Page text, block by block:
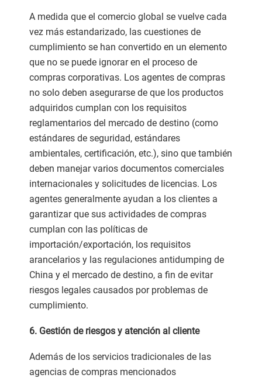
A medida que el comercio global se vuelve cada
vez más estandarizado, las cuestiones de
cumplimiento se han convertido en un elemento
que no se puede ignorar en el proceso de
compras corporativas. Los agentes de compras
no solo deben asegurarse de que los productos
adquiridos cumplan con los requisitos
reglamentarios del mercado de destino (como
estándares de seguridad, estándares
ambientales, certificación, etc.), sino que también
deben manejar varios documentos comerciales
internacionales y solicitudes de licencias. Los
agentes generalmente ayudan a los clientes a
garantizar que sus actividades de compras
cumplan con las políticas de
importación/exportación, los requisitos
arancelarios y las regulaciones antidumping de
China y el mercado de destino, a fin de evitar
riesgos legales causados por problemas de
cumplimiento.
6. Gestión de riesgos y atención al cliente
Además de los servicios tradicionales de las
agencias de compras mencionados